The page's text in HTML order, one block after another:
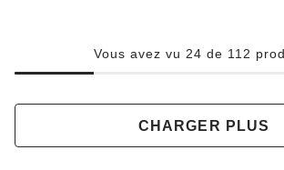
Vous avez vu 24 de 112
CHARGER PLUS